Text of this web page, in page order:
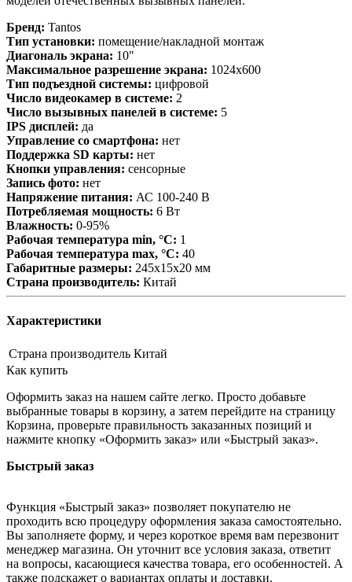
Бренд: Tantos
Тип установки: помещение/накладной монтаж
Диагональ экрана: 10"
Максимальное разрешение экрана: 1024x600
Тип подъездной системы: цифровой
Число видеокамер в системе: 2
Число вызывных панелей в системе: 5
IPS дисплей: да
Управление со смартфона: нет
Поддержка SD карты: нет
Кнопки управления: сенсорные
Запись фото: нет
Напряжение питания: АС 100-240 В
Потребляемая мощность: 6 Вт
Влажность: 0-95%
Рабочая температура min, °С: 1
Рабочая температура max, °С: 40
Габаритные размеры: 245х15х20 мм
Страна производитель: Китай
Характеристики
Страна производитель Китай
Как купить
Оформить заказ на нашем сайте легко. Просто добавьте
выбранные товары в корзину, а затем перейдите на страницу
Корзина, проверьте правильность заказанных позиций и
нажмите кнопку «Оформить заказ» или «Быстрый заказ».
Быстрый заказ
Функция «Быстрый заказ» позволяет покупателю не
проходить всю процедуру оформления заказа самостоятельно.
Вы заполняете форму, и через короткое время вам перезвонит
менеджер магазина. Он уточнит все условия заказа, ответит
на вопросы, касающиеся качества товара, его особенностей. А
также подскажет о вариантах оплаты и доставки.